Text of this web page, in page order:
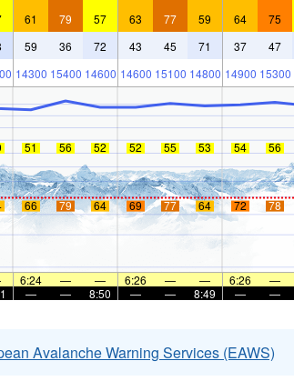
61 79 57 63 77 59 64 75
59 36 72 43 45 71 37 47
14300 15400 14600 14600 15100 14800 14900 15300
51 56 52 52 55 53 54 56
66 79 64 69 77 64 72 78
6:24 — — 6:26 — — 6:26 —
— — 8:50 — — 8:49 — —
Avalanche Warning Services (EAWS)